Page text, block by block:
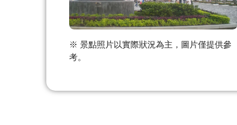
※ 景點照片以實際狀況為主，圖片僅提供參
考。